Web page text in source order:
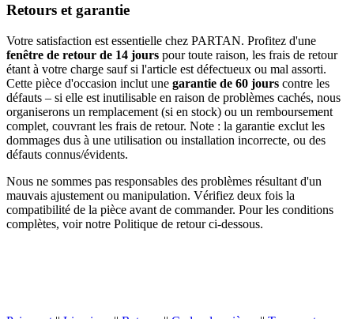
Retours et garantie
Votre satisfaction est essentielle chez PARTAN. Profitez d'une
fenêtre de retour de 14 jours pour toute raison, les frais de retour
étant à votre charge sauf si l'article est défectueux ou mal assorti.
Cette pièce d'occasion inclut une garantie de 60 jours contre les
défauts – si elle est inutilisable en raison de problèmes cachés, nous
organiserons un remplacement (si en stock) ou un remboursement
complet, couvrant les frais de retour. Note : la garantie exclut les
dommages dus à une utilisation ou installation incorrecte, ou des
défauts connus/évidents.
Nous ne sommes pas responsables des problèmes résultant d'un
mauvais ajustement ou manipulation. Vérifiez deux fois la
compatibilité de la pièce avant de commander. Pour les conditions
complètes, voir notre Politique de retour ci-dessous.